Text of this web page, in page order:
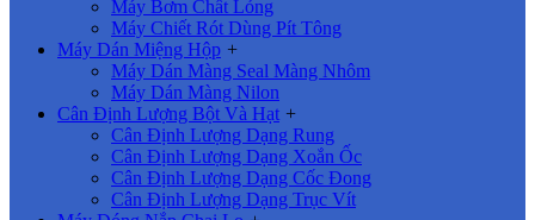
Máy Bơm Chất Lỏng
Máy Chiết Rót Dùng Pít Tông
Máy Dán Miệng Hộp +
Máy Dán Màng Seal Màng Nhôm
Máy Dán Màng Nilon
Cân Định Lượng Bột Và Hạt +
Cân Định Lượng Dạng Rung
Cân Định Lượng Dạng Xoắn Ốc
Cân Định Lượng Dạng Cốc Đong
Cân Định Lượng Dạng Trục Vít